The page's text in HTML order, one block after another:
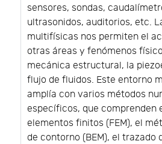
sensores, sondas,
ultrasonidos, auditorios, etc.
multifísicas nos permiten el
otras áreas y fenómenos
mecánica estructural, la
flujo de fluidos. Este entorno
amplía con varios métodos
específicos, que comprenden
elementos finitos (FEM), el
de contorno (BEM), el trazado